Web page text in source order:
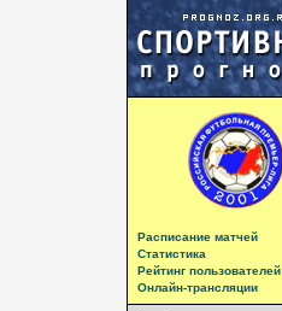
Расписание матчей
Статистика
Рейтинг пользователей
Онлайн-трансляции